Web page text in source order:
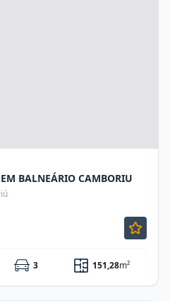
BALNEÁRIO CAMBORIU
3 151,28m²